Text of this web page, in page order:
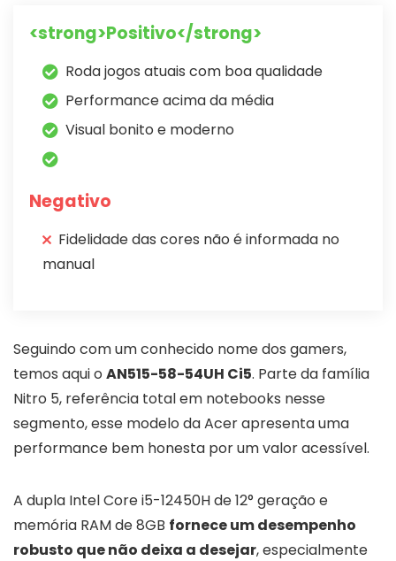
<strong>Positivo</strong>
Roda jogos atuais com boa qualidade
Performance acima da média
Visual bonito e moderno
Negativo
Fidelidade das cores não é informada no
manual
Seguindo com um conhecido nome dos gamers,
temos aqui o AN515-58-54UH Ci5. Parte da família
Nitro 5, referência total em notebooks nesse
segmento, esse modelo da Acer apresenta uma
performance bem honesta por um valor acessível.
A dupla Intel Core i5-12450H de 12° geração e
memória RAM de 8GB fornece um desempenho
robusto que não deixa a desejar, especialmente